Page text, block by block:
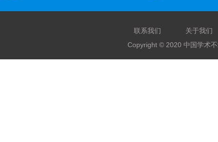
联系我们
关于我们
Copyright © 2020 中国学术